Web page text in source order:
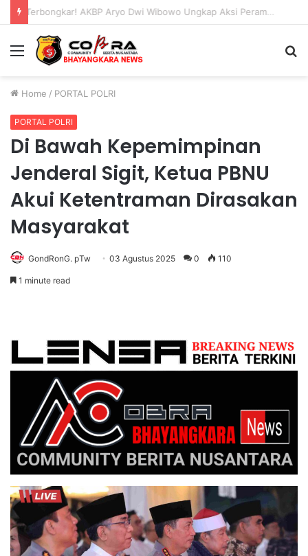
Menu
Home / PORTAL POLRI
PORTAL POLRI
Di Bawah Kepemimpinan
Jenderal Sigit, Ketua PBNU
Akui Ketentraman Dirasakan
Masyarakat
GondRonG. pTw 03 Agustus 2025 0 110
1 minute read